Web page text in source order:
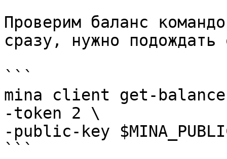
Проверим баланс
сразу, нужно
```
mina client get-
-token 2 \
-public-key
```